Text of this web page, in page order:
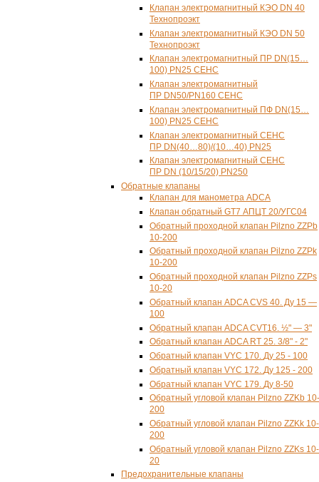
Клапан электромагнитный КЭО DN 40
Технопроэкт
Клапан электромагнитный КЭО DN 50
Технопроэкт
Клапан электромагнитный ПР DN(15…
100) PN25 СЕНС
Клапан электромагнитный
ПР DN50/PN160 СЕНС
Клапан электромагнитный ПФ DN(15…
100) PN25 СЕНС
Клапан электромагнитный СЕНС
ПР DN(40…80)/(10…40) PN25
Клапан электромагнитный СЕНС
ПР DN (10/15/20) PN250
Обратные клапаны
Клапан для манометра АDCA
Клапан обратный GT7 АПЦТ 20/УГС04
Обратный проходной клапан Pilzno ZZPb
10-200
Обратный проходной клапан Pilzno ZZPk
10-200
Обратный проходной клапан Pilzno ZZPs
10-20
Обратный клапан ADCA CVS 40. Ду 15 —
100
Обратный клапан ADCA CVT16. ½" — 3"
Обратный клапан ADCA RT 25. 3/8" - 2"
Обратный клапан VYC 170. Ду 25 - 100
Обратный клапан VYC 172. Ду 125 - 200
Обратный клапан VYC 179. Ду 8-50
Обратный угловой клапан Pilzno ZZKb 10-
200
Обратный угловой клапан Pilzno ZZKk 10-
200
Обратный угловой клапан Pilzno ZZKs 10-
20
Предохранительные клапаны